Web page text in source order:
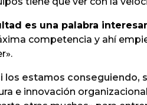
es una palabra
competencia y ahí
los estamos conseguiendo,
e innovación